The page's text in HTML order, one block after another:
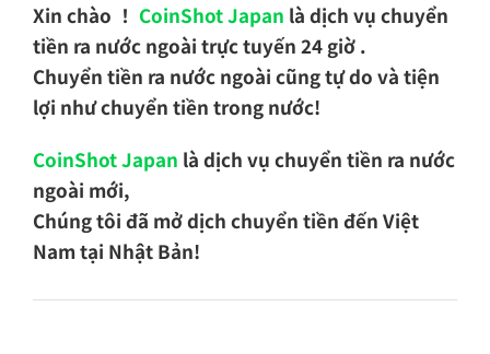
Hướng dẫn
dịch vụ
Trung tâm
Xin chào ！ CoinShot Japan là dịch vụ chuyển
tiền ra nước ngoài trực tuyến 24 giờ .
Chuyển tiền ra nước ngoài cũng tự do và tiện
lợi như chuyển tiền trong nước!
CoinShot Japan là dịch vụ chuyển tiền ra nước
ngoài mới,
Chúng tôi đã mở dịch chuyển tiền đến Việt
Nam tại Nhật Bản!